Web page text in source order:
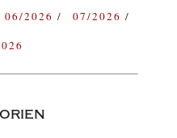
06/2026
07/2026